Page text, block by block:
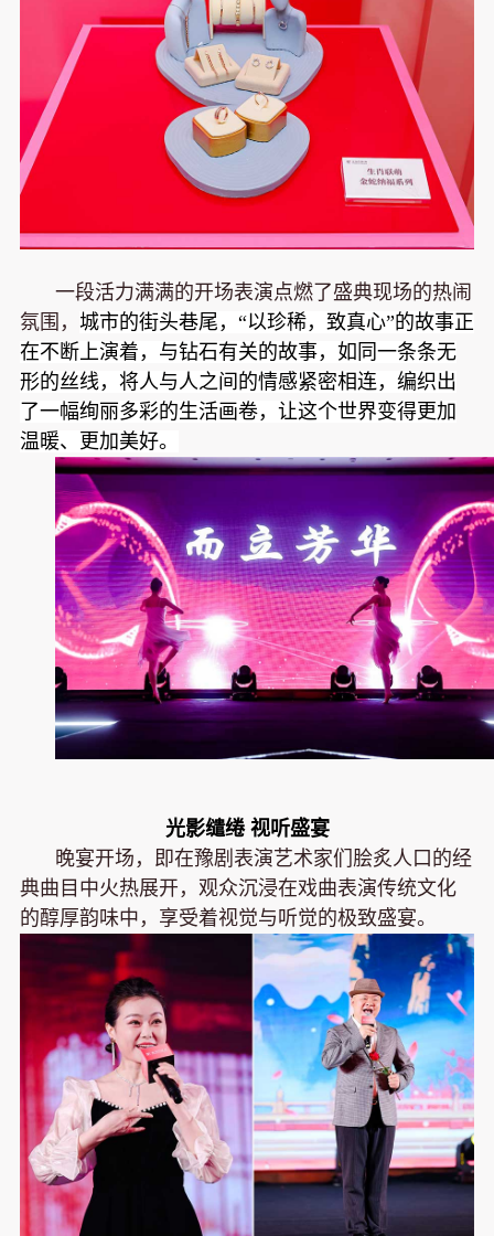
一段活力满满的开场表演点燃了盛典现场的热闹
氛围， 城市的街头巷尾，“以珍稀，致真心”的故事正
在不断上演着，与钻石有关的故事，如同一条条无
形的丝线，将人与人之间的情感紧密相连，编织出
了一幅绚丽多彩的生活画卷，让这个世界变得更加
温暖、更加美好。
光影缱绻 视听盛宴
晚宴开场，即在豫剧表演艺术家们脍炙人口的经
典曲目中火热展开，观众沉浸在戏曲表演传统文化
的醇厚韵味中，享受着视觉与听觉的极致盛宴。